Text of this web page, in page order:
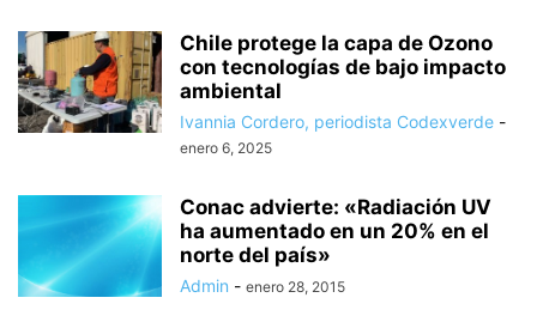
Chile protege la capa de Ozono
con tecnologías de bajo impacto
ambiental
Ivannia Cordero, periodista Codexverde -
enero 6, 2025
Conac advierte: «Radiación UV
ha aumentado en un 20% en el
norte del país»
Admin - enero 28, 2015